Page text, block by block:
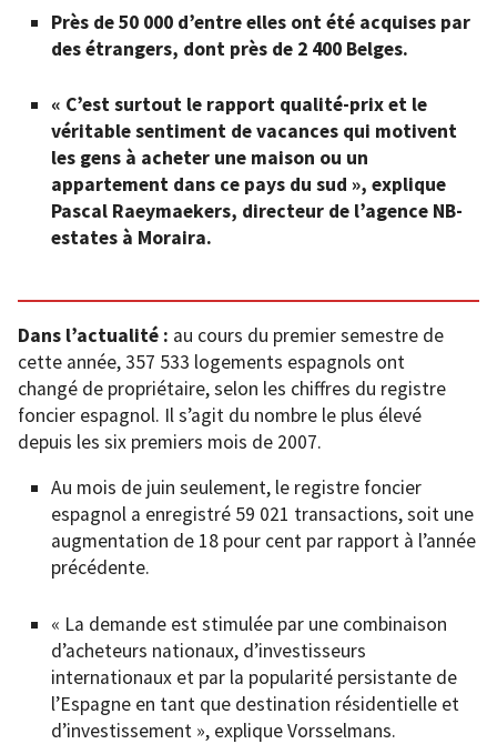
Près de 50 000 d’entre elles ont été acquises par
des étrangers, dont près de 2 400 Belges.
« C’est surtout le rapport qualité-prix et le
véritable sentiment de vacances qui motivent
les gens à acheter une maison ou un
appartement dans ce pays du sud », explique
Pascal Raeymaekers, directeur de l’agence NB-
estates à Moraira.
Dans l’actualité : au cours du premier semestre de
cette année, 357 533 logements espagnols ont
changé de propriétaire, selon les chiffres du registre
foncier espagnol. Il s’agit du nombre le plus élevé
depuis les six premiers mois de 2007.
Au mois de juin seulement, le registre foncier
espagnol a enregistré 59 021 transactions, soit une
augmentation de 18 pour cent par rapport à l’année
précédente.
« La demande est stimulée par une combinaison
d’acheteurs nationaux, d’investisseurs
internationaux et par la popularité persistante de
l’Espagne en tant que destination résidentielle et
d’investissement », explique Vorsselmans.